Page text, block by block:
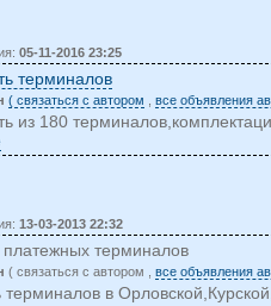
05-11-2016 23:25
терминалов
( cвязаться c автором ,все объявления
из 180
13-03-2013 22:32
платежных терминалов
( cвязаться c автором ,все объявления
терминалов в